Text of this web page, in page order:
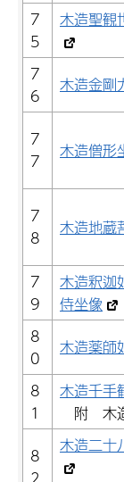
7
5
木造聖観
7
6
木造金剛
7
7
木造僧形
7
8
木造地蔵
7
9
木造釈迦
侍坐像
8
0
木造薬師
8
1
木造千手
附 木
8
木造二十